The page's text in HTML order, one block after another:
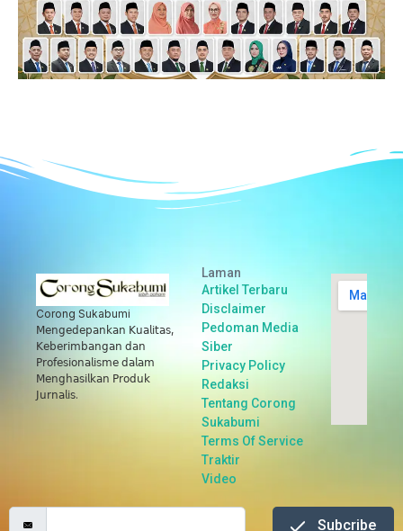
Corong Sukabumi
𝖬𝖾𝗇𝗀𝖾𝖽𝖾𝗉𝖺𝗇𝗄𝖺𝗇 𝖪𝗎𝖺𝗅𝗂𝗍𝖺𝗌,
𝖪𝖾𝖻𝖾𝗋𝗂𝗆𝖻𝖺𝗇𝗀𝖺𝗇 𝖽𝖺𝗇
𝖯𝗋𝗈𝖿𝖾𝗌𝗂𝗈𝗇𝖺𝗅𝗂𝗌𝗆𝖾 𝖽𝖺𝗅𝖺𝗆
𝖬𝖾𝗇𝗀𝗁𝖺𝗌𝗂𝗅𝗄𝖺𝗇 𝖯𝗋𝗈𝖽𝗎𝗄
𝖩𝗎𝗋𝗇𝖺𝗅𝗂𝗌.
Laman
Artikel Terbaru
Disclaimer
Pedoman Media
Siber
Privacy Policy
Redaksi
Tentang Corong
Sukabumi
Terms Of Service
Traktir
Video
Subcribe